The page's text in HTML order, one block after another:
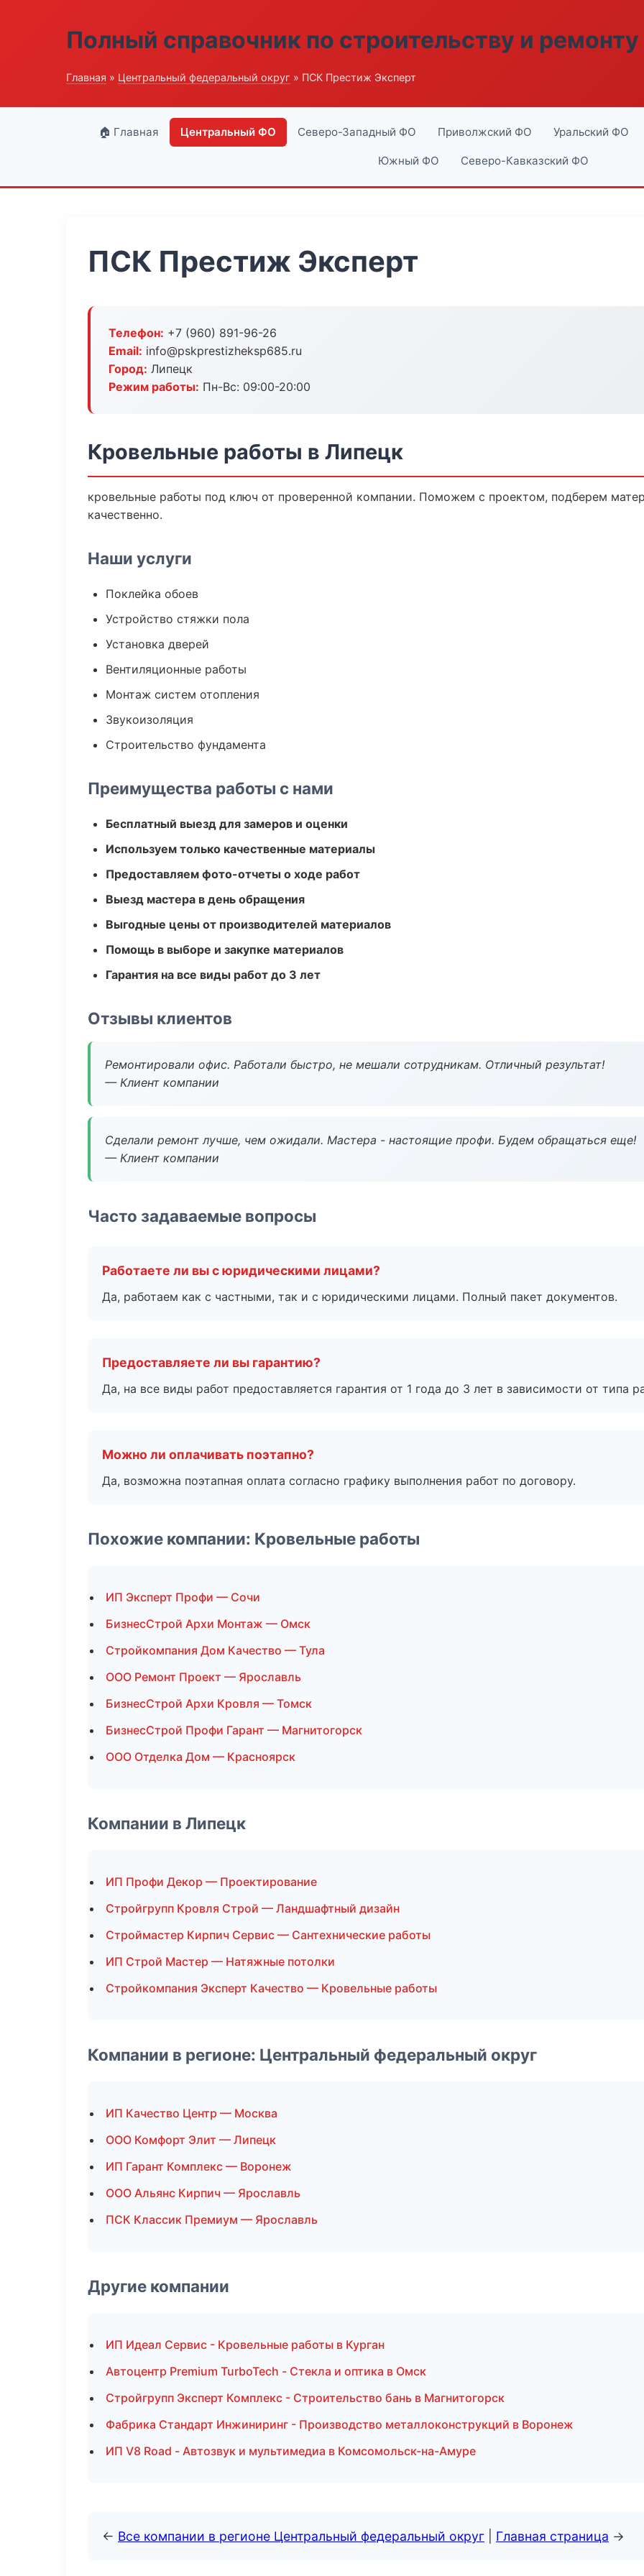
Полный справочник по строительству и ремонту
Главная » Центральный федеральный округ » ПСК Престиж Эксперт
🏠 Главная Центральный ФО Северо-Западный ФО Приволжский ФО Уральский ФО
Южный ФО Северо-Кавказский ФО
ПСК Престиж Эксперт
Телефон: +7 (960) 891-96-26
Email: info@pskprestizheksp685.ru
Город: Липецк
Режим работы: Пн-Вс: 09:00-20:00
Кровельные работы в Липецк
кровельные работы под ключ от проверенной компании. Поможем с проектом, подберем
качественно.
Наши услуги
Поклейка обоев
Устройство стяжки пола
Установка дверей
Вентиляционные работы
Монтаж систем отопления
Звукоизоляция
Строительство фундамента
Преимущества работы с нами
Бесплатный выезд для замеров и оценки
Используем только качественные материалы
Предоставляем фото-отчеты о ходе работ
Выезд мастера в день обращения
Выгодные цены от производителей материалов
Помощь в выборе и закупке материалов
Гарантия на все виды работ до 3 лет
Отзывы клиентов
Ремонтировали офис. Работали быстро, не мешали сотрудникам. Отличный результат!
— Клиент компании
Сделали ремонт лучше, чем ожидали. Мастера - настоящие профи. Будем обращаться еще!
— Клиент компании
Часто задаваемые вопросы
Работаете ли вы с юридическими лицами?
Да, работаем как с частными, так и с юридическими лицами. Полный пакет документов.
Предоставляете ли вы гарантию?
Да, на все виды работ предоставляется гарантия от 1 года до 3 лет в зависимости от типа
Можно ли оплачивать поэтапно?
Да, возможна поэтапная оплата согласно графику выполнения работ по договору.
Похожие компании: Кровельные работы
ИП Эксперт Профи — Сочи
БизнесСтрой Архи Монтаж — Омск
Стройкомпания Дом Качество — Тула
ООО Ремонт Проект — Ярославль
БизнесСтрой Архи Кровля — Томск
БизнесСтрой Профи Гарант — Магнитогорск
ООО Отделка Дом — Красноярск
Компании в Липецк
ИП Профи Декор — Проектирование
Стройгрупп Кровля Строй — Ландшафтный дизайн
Строймастер Кирпич Сервис — Сантехнические работы
ИП Строй Мастер — Натяжные потолки
Стройкомпания Эксперт Качество — Кровельные работы
Компании в регионе: Центральный федеральный округ
ИП Качество Центр — Москва
ООО Комфорт Элит — Липецк
ИП Гарант Комплекс — Воронеж
ООО Альянс Кирпич — Ярославль
ПСК Классик Премиум — Ярославль
Другие компании
ИП Идеал Сервис - Кровельные работы в Курган
Автоцентр Premium TurboTech - Стекла и оптика в Омск
Стройгрупп Эксперт Комплекс - Строительство бань в Магнитогорск
Фабрика Стандарт Инжиниринг - Производство металлоконструкций в Воронеж
ИП V8 Road - Автозвук и мультимедиа в Комсомольск-на-Амуре
← Все компании в регионе Центральный федеральный округ Главная страница →